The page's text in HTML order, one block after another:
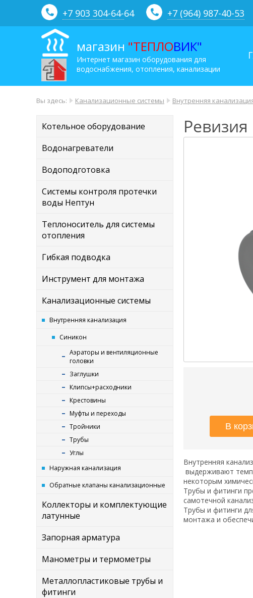
+7 903 304-64-64 +7 (964) 987-40-53
магазин "ТЕПЛОВИК"
Интернет магазин оборудования для
водоснабжения, отопления, канализации
Вы здесь: Канализационные системы Внутренняя
Котельное оборудование
Водонагреватели
Водоподготовка
Системы контроля протечки
воды Нептун
Теплоноситель для системы
отопления
Гибкая подводка
Инструмент для монтажа
Канализационные системы
Внутренняя канализация
Синикон
Аэраторы и вентиляционные
головки
Заглушки
Клипсы+расходники
Крестовины
Муфты и переходы
Тройники
Трубы
Углы
Наружная канализация
Обратные клапаны канализационные
Коллекторы и комплектующие
латунные
Запорная арматура
Манометры и термометры
Металлопластиковые трубы и
фитинги
Внутренняя
выдерживают
некоторым
Трубы и фитинги
самотечной
Трубы и фитинги
монтажа и